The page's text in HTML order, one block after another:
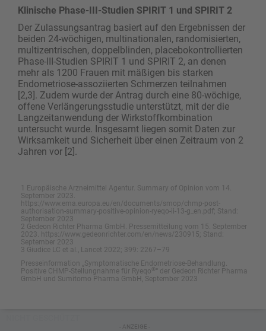
Klinische Phase-III-Studien SPIRIT 1 und SPIRIT 2
Der Zulassungsantrag basiert auf den Ergebnissen der
beiden 24-wöchigen, multinationalen, randomisierten,
multizentrischen, doppelblinden, placebokontrollierten
Phase-III-Studien SPIRIT 1 und SPIRIT 2, an denen
mehr als 1200 Frauen mit mäßigen bis starken
Endometriose-assoziierten Schmerzen teilnahmen
[2,3]. Zudem wurde der Antrag durch eine 80-wöchige,
offene Verlängerungsstudie unterstützt, mit der die
Langzeitanwendung der Wirkstoffkombination
untersucht wurde. Insgesamt liegen somit Daten zur
Wirksamkeit und Sicherheit über einen Zeitraum von 2
Jahren vor [2].
1 Europäische Arzneimittel Agentur. Summary of Opinion vom 14.
September 2023.
https://www.ema.europa.eu/en/documents/smop/chmp-post-
authorisation-summary-positive-opinion-ryeqo-ii-13-g_en.pdf; Stand:
September 2023
2 Gedeon Richter Pharma GmbH. Pressemitteilung vom 15. September
2023. https://www.gedeonrichter.com/en/news/230915; Stand:
September 2023
3 Giudice LC et al., Lancet 2022; 399: 2267–79
Presseinformation „Symptomatische Endometriose-Behandlung.
Positive CHMP-Stellungnahme für Ryeqo ®
“ der Gedeon Richter Pharma
GmbH und Sumitomo Pharma GmbH, September 2023
- ANZEIGE -